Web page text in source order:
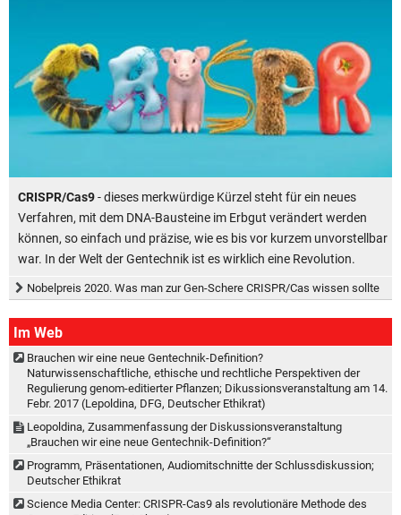
CRISPR/Cas9- dieses merkwürdige Kürzel steht für ein neues
Verfahren, mit dem DNA-Bausteine im Erbgut verändert werden
können, so einfach und präzise, wie es bis vor kurzem unvorstellbar
war. In der Welt der Gentechnik ist es wirklich eine Revolution.
Nobelpreis 2020. Was man zur Gen-Schere CRISPR/Cas wissen sollte
Im Web
Brauchen wir eine neue Gentechnik-Definition?
Naturwissenschaftliche, ethische und rechtliche Perspektiven der
Regulierung genom-editierter Pflanzen; Dikussionsveranstaltung am 14.
Febr. 2017 (Lepoldina, DFG, Deutscher Ethikrat)
Leopoldina, Zusammenfassung der Diskussionsveranstaltung
„Brauchen wir eine neue Gentechnik-Definition?“
Programm, Präsentationen, Audiomitschnitte der Schlussdiskussion;
Deutscher Ethikrat
Science Media Center: CRISPR-Cas9 als revolutionäre Methode des